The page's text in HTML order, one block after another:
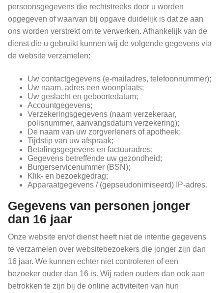
persoonsgegevens die rechtstreeks door u worden
opgegeven of waarvan bij opgave duidelijk is dat ze aan
ons worden verstrekt om te verwerken. Afhankelijk van de
dienst die u gebruikt kunnen wij de volgende gegevens via
de website verzamelen:
Uw contactgegevens (e-mailadres, telefoonnummer);
Uw naam, adres een woonplaats;
Uw geslacht en geboortedatum;
Accountgegevens;
Verzekeringsgegevens (naam verzekeraar,
polisnummer, aanvangsdatum verzekering);
De naam van uw zorgverleners of apotheek;
Tijdstip van uw afspraak;
Betalingsgegevens en factuuradres;
Gegevens betreffende uw gezondheid;
Burgerservicenummer (BSN);
Klik- en bezoekgedrag;
Apparaatgegevens / (gepseudonimiseerd) IP-adres.
Gegevens van personen jonger
dan 16 jaar
Onze website en/of dienst heeft niet de intentie gegevens
te verzamelen over websitebezoekers die jonger zijn dan
16 jaar. We kunnen echter niet controleren of een
bezoeker ouder dan 16 is. Wij raden ouders dan ook aan
betrokken te zijn bij de online activiteiten van hun